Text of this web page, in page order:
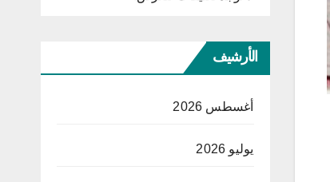
الأرشيف
أغسطس 2026
يوليو 2026